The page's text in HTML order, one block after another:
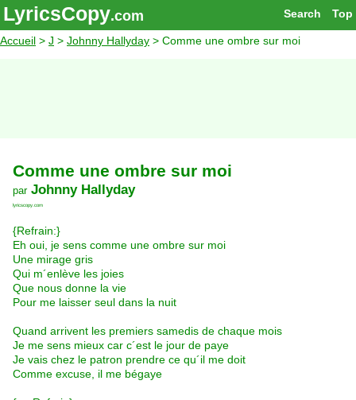
Top
Search
LyricsCopy.com
Accueil > J > Johnny Hallyday > Comme une ombre sur moi
Comme une ombre sur moi
par Johnny Hallyday
lyricscopy.com
{Refrain:}
Eh oui, je sens comme une ombre sur moi
Une mirage gris
Qui m´enlève les joies
Que nous donne la vie
Pour me laisser seul dans la nuit
Quand arrivent les premiers samedis de chaque mois
Je me sens mieux car c´est le jour de paye
Je vais chez le patron prendre ce qu´il me doit
Comme excuse, il me bégaye